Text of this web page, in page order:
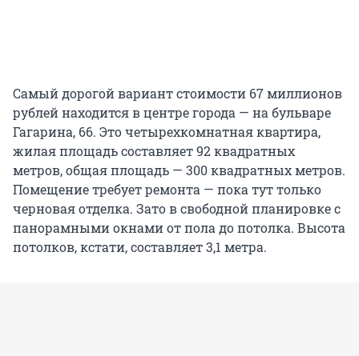
Самый дорогой вариант стоимости 67 миллионов
рублей находится в центре города — на бульваре
Гагарина, 66. Это четырехкомнатная квартира,
жилая площадь составляет 92 квадратных
метров, общая площадь — 300 квадратных метров.
Помещение требует ремонта — пока тут только
черновая отделка. Зато в свободной планировке с
панорамными окнами от пола до потолка. Высота
потолков, кстати, составляет 3,1 метра.